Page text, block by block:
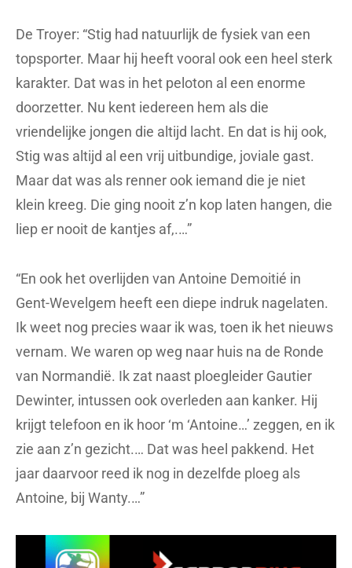
De Troyer: “Stig had natuurlijk de fysiek van een
topsporter. Maar hij heeft vooral ook een heel sterk
karakter. Dat was in het peloton al een enorme
doorzetter. Nu kent iedereen hem als die
vriendelijke jongen die altijd lacht. En dat is hij ook,
Stig was altijd al een vrij uitbundige, joviale gast.
Maar dat was als renner ook iemand die je niet
klein kreeg. Die ging nooit z’n kop laten hangen, die
liep er nooit de kantjes af,.…”
“En ook het overlijden van Antoine Demoitié in
Gent-Wevelgem heeft een diepe indruk nagelaten.
Ik weet nog precies waar ik was, toen ik het nieuws
vernam. We waren op weg naar huis na de Ronde
van Normandië. Ik zat naast ploegleider Gautier
Dewinter, intussen ook overleden aan kanker. Hij
krijgt telefoon en ik hoor ‘m ‘Antoine…’ zeggen, en ik
zie aan z’n gezicht.… Dat was heel pakkend. Het
jaar daarvoor reed ik nog in dezelfde ploeg als
Antoine, bij Wanty.…”